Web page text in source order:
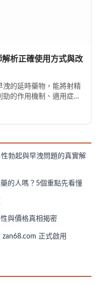
析正確使用方式與改
的延時藥物，能將射精
勁的作用機制、適用症
勃起與早洩問題的真實解
的人嗎？5個重點先看懂
與價格真相揭密
正式啟用